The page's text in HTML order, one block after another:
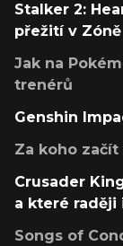
Stalker 2:
přežití v Zóně
Jak na
trenérů
Genshin
Za koho
Crusader
a které raději
Songs of